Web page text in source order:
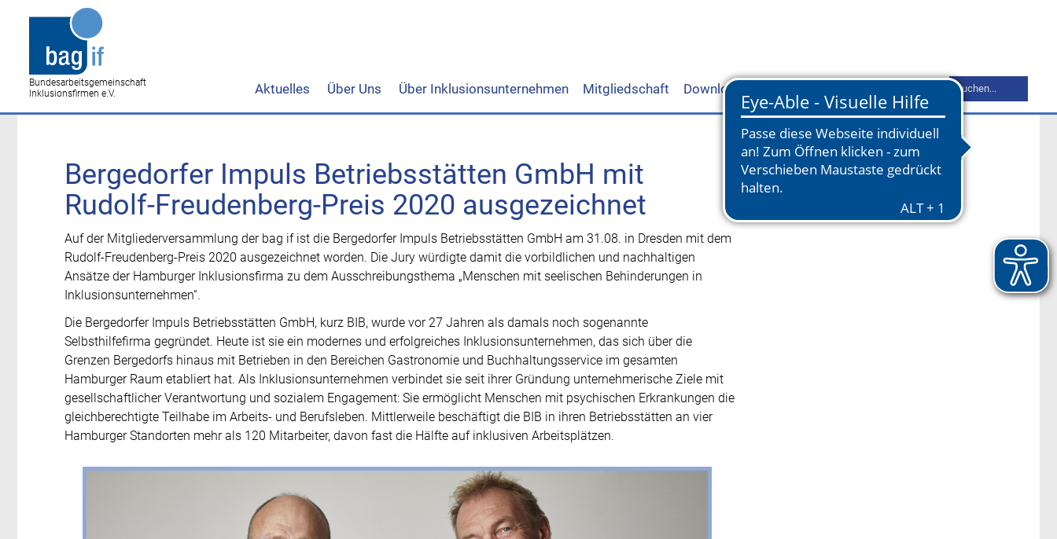
Bundesarbeitsgemeinschaft
Inklusionsfirmen e.V.
Aktuelles Über Uns Über Inklusionsunternehmen Mitgliedschaft Downloads
Suchbegriff
Bergedorfer Impuls Betriebsstätten GmbH mit
Rudolf-Freudenberg-Preis 2020 ausgezeichnet
Auf der Mitgliederversammlung der bag if ist die Bergedorfer Impuls Betriebsstätten GmbH am 31.08. in Dresden mit dem
Rudolf-Freudenberg-Preis 2020 ausgezeichnet worden. Die Jury würdigte damit die vorbildlichen und nachhaltigen
Ansätze der Hamburger Inklusionsfirma zu dem Ausschreibungsthema „Menschen mit seelischen Behinderungen in
Inklusionsunternehmen“.
Die Bergedorfer Impuls Betriebsstätten GmbH, kurz BIB, wurde vor 27 Jahren als damals noch sogenannte
Selbsthilfefirma gegründet. Heute ist sie ein modernes und erfolgreiches Inklusionsunternehmen, das sich über die
Grenzen Bergedorfs hinaus mit Betrieben in den Bereichen Gastronomie und Buchhaltungsservice im gesamten
Hamburger Raum etabliert hat. Als Inklusionsunternehmen verbindet sie seit ihrer Gründung unternehmerische Ziele mit
gesellschaftlicher Verantwortung und sozialem Engagement: Sie ermöglicht Menschen mit psychischen Erkrankungen die
gleichberechtigte Teilhabe im Arbeits- und Berufsleben. Mittlerweile beschäftigt die BIB in ihren Betriebsstätten an vier
Hamburger Standorten mehr als 120 Mitarbeiter, davon fast die Hälfte auf inklusiven Arbeitsplätzen.